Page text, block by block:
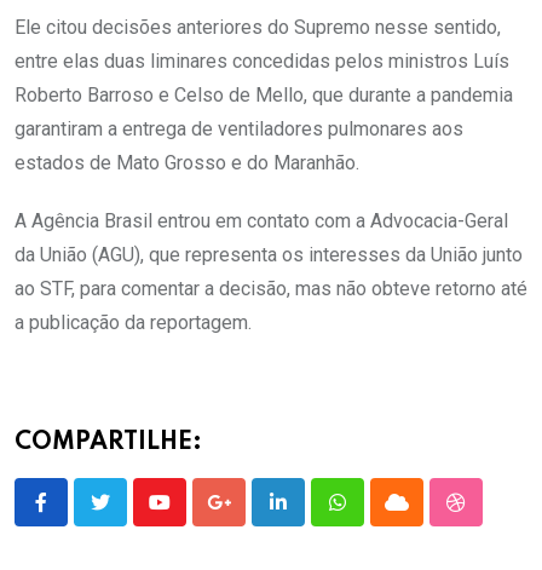
Ele citou decisões anteriores do Supremo nesse sentido,
entre elas duas liminares concedidas pelos ministros Luís
Roberto Barroso e Celso de Mello, que durante a pandemia
garantiram a entrega de ventiladores pulmonares aos
estados de Mato Grosso e do Maranhão.
A Agência Brasil entrou em contato com a Advocacia-Geral
da União (AGU), que representa os interesses da União junto
ao STF, para comentar a decisão, mas não obteve retorno até
a publicação da reportagem.
COMPARTILHE:
YoutubeGoogle+LinkedInWhatsappCloud